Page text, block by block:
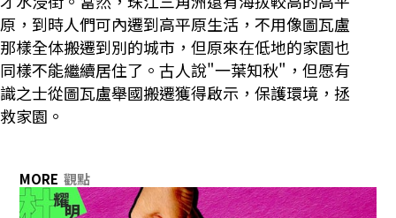
原，到時人們可內遷到高平原生活，不用像圖瓦盧
那樣全体搬遷到別的城市，但原來在低地的家園也
同樣不能繼續居住了。古人說"一葉知秋"，但愿有
識之士從圖瓦盧舉國搬遷獲得啟示，保護環境，拯
救家園。
MORE 觀點